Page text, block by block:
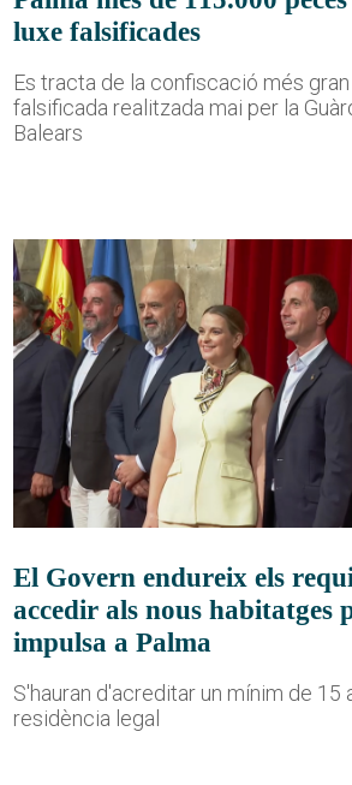
luxe falsificades
Es tracta de la confiscació més
falsificada realitzada mai per la
Balears
El Govern endureix els
accedir als nous habitatges
impulsa a Palma
S'hauran d'acreditar un mínim de 15
residència legal